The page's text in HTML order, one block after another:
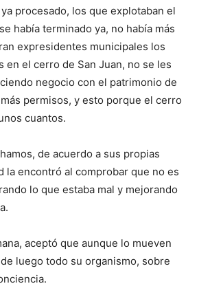
procesado, los que explotaban el
había terminado ya, no había más
expresidentes municipales los
en el cerro de San Juan, no se les
negocio con el patrimonio de
permisos, y esto porque el cerro
cuantos.
de acuerdo a sus propias
la encontró al comprobar que no es
lo que estaba mal y mejorando
aceptó que aunque lo mueven
luego todo su organismo, sobre